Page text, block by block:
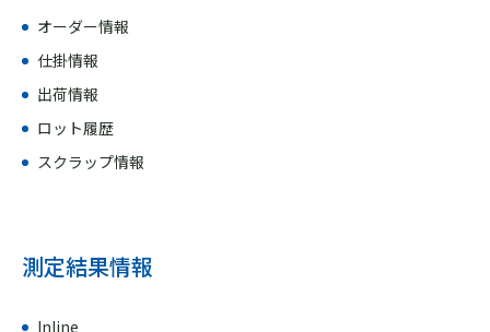
オーダー情報
仕掛情報
出荷情報
ロット履歴
スクラップ情報
測定結果情報
Inline